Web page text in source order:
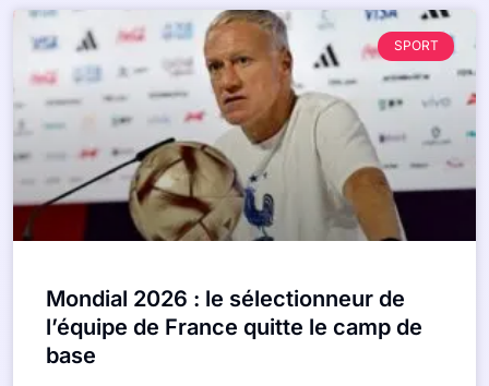
SPORT
Mondial 2026 : le sélectionneur de
l’équipe de France quitte le camp de
base